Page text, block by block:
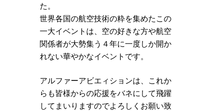
た。
世界各国の航空技術の粋を集めたこの
一大イベントは、空の好きな方や航空
関係者が大勢集う４年に一度しか開か
れない華やかなイベントです。
アルファーアビエィションは、これか
らも皆様からの応援をバネにして飛躍
してまいりますのでよろしくお願い致